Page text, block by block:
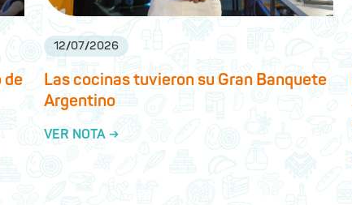
de
12/07/2026
Las cocinas tuvieron su Gran Banquete
Argentino
VER NOTA →